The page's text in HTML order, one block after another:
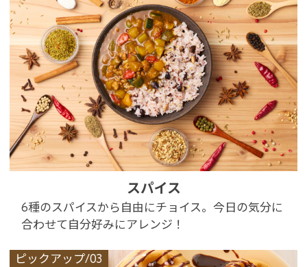
スパイス
6種のスパイスから自由にチョイス。今日の気分に
合わせて自分好みにアレンジ！
ピックアップ/03